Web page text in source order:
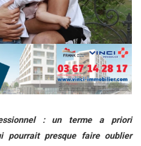
: un terme a priori
pourrait presque faire oublier